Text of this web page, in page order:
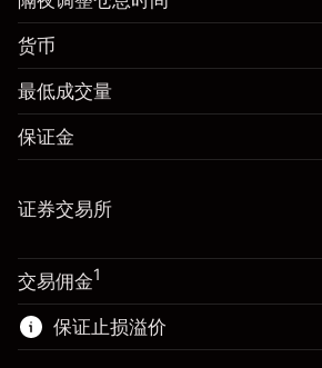
保证金。您的投资
隔夜仓息
来自杠杆的资金 - 美元（大约值）
前往平台
保证金。您的投资
隔夜仓息
来自杠杆的资金 - 美元（大约值
前往平台
货币
最低成交量
保证金
证券交易所
交易佣金1
保证止损溢价